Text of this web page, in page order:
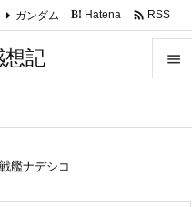
想記 
ガンダム B! Hatena  RSS
艦ナデシコ